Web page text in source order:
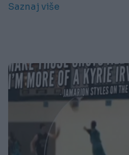
Saznaj više